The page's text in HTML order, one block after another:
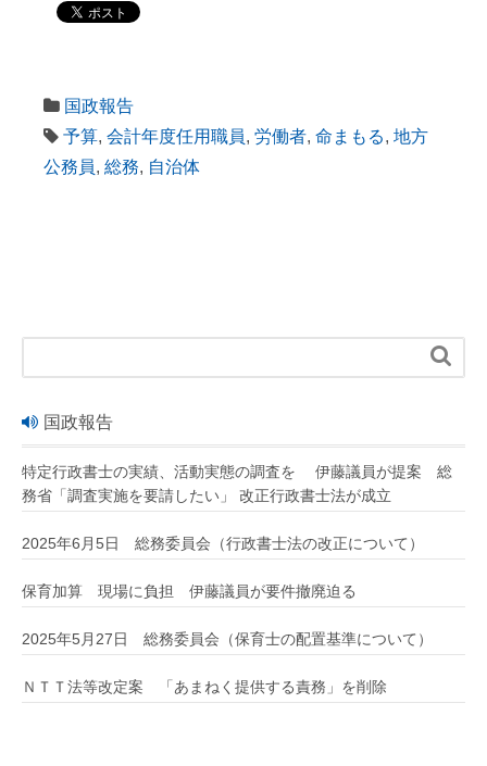
国政報告
予算, 会計年度任用職員, 労働者, 命まもる, 地方
公務員, 総務, 自治体

国政報告
特定行政書士の実績、活動実態の調査を 伊藤議員が提案 総
務省「調査実施を要請したい」 改正行政書士法が成立
2025年6月5日 総務委員会（行政書士法の改正について）
保育加算 現場に負担 伊藤議員が要件撤廃迫る
2025年5月27日 総務委員会（保育士の配置基準について）
ＮＴＴ法等改定案 「あまねく提供する責務」を削除